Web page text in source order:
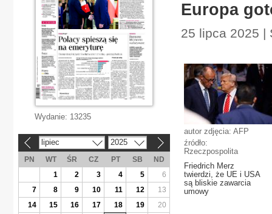
Europa
25 lipca 2025 |
autor zdjęcia: AFP
źródło:
Rzeczpospolita
Friedrich Merz
twierdzi, że UE i USA
są bliskie zawarcia
umowy
Wydanie: 13235
lipiec 2025
PN WT ŚR CZ PT SB
ND
1
2 3 4 5
6
7
8 9 10 11 12
13
14
15 16 17 18 19
20